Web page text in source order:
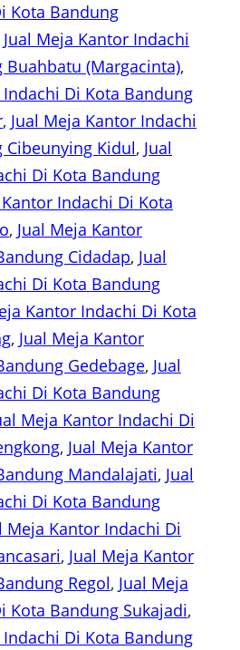
Kota Bandung
Jual Meja Kantor Indachi
Buahbatu (Margacinta)
Di Kota Bandung
, Jual Meja Kantor Indachi
Cibeunying Kidul, Jual
Di Kota Bandung
Indachi Di Kota
, Jual Meja Kantor
Cidadap, Jual
Di Kota Bandung
Kantor Indachi Di Kota
, Jual Meja Kantor
Gedebage, Jual
Di Kota Bandung
Meja Kantor Indachi Di
, Jual Meja Kantor
Mandalajati, Jual
Di Kota Bandung
Meja Kantor Indachi Di
, Jual Meja Kantor
Regol, Jual Meja
Kota Bandung Sukajadi
Di Kota Bandung